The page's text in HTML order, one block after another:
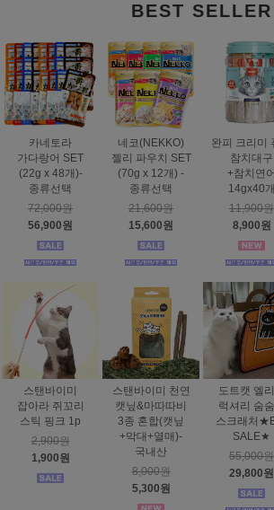
BEST SELLER
카네토라
가다랑어 SET
(22g x 48개)-
종류선택
72,000원
56,900원
네코(NEKKO)
젤리 파우치 SET
(70g x 12개) -
종류선택
21,600원
15,600원
완피 크리미
참치대구
+참치연어
14gx40개
11,900원
8,900원
스탠바이미
잡아라 쥐꼬리
스틱 핑크 1p
2,900원
1,900원
스탠바이미 천연
캣닢&마따따비
3종 혼합(캣닢
+막대+열매)-
국내산
8,000원
5,300원
도트캣 엘
럭셔리 숨
스크래처
SALE★
55,000원
29,800원